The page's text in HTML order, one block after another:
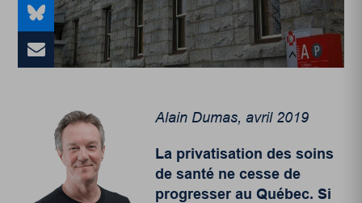
Alain Dumas, avril 2019
La privatisation des soins
de santé ne cesse de
progresser au Québec. Si